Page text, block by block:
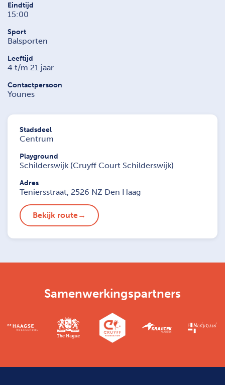
Eindtijd
15:00
Sport
Balsporten
Leeftijd
4 t/m 21 jaar
Contactpersoon
Younes
Stadsdeel
Centrum
Playground
Schilderswijk (Cruyff Court Schilderswijk)
Adres
Teniersstraat, 2526 NZ Den Haag
Bekijk route
Samenwerkingspartners